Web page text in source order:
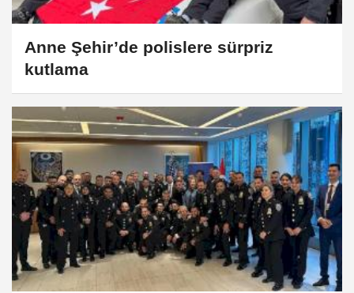
Anne Şehir’de polislere sürpriz
kutlama